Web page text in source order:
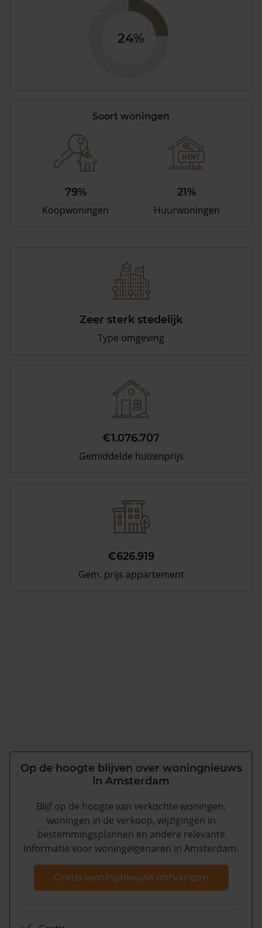
24%
Soort woningen
79%
Koopwoningen
21%
Huurwoningen
Zeer sterk stedelijk
Type omgeving
€1.076.707
Gemiddelde huizenprijs
€626.919
Gem. prijs appartement
Op de hoogte blijven over woningnieuws
in Amsterdam
Blijf op de hoogte van verkochte woningen,
woningen in de verkoop, wijzigingen in
bestemmingsplannen en andere relevante
informatie voor woningeigenaren in Amsterdam.
Gratis woningnieuws ontvangen